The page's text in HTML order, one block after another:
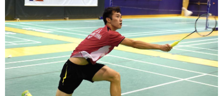
中日対訳